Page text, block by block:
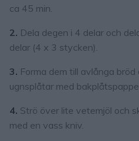
ca 45 min.
2. Dela degen i 4 delar och
delar (4 x 3 stycken).
3. Forma dem till avlånga
ugnsplåtar med
4. Strö över lite vetemjöl och
med en vass kniv.